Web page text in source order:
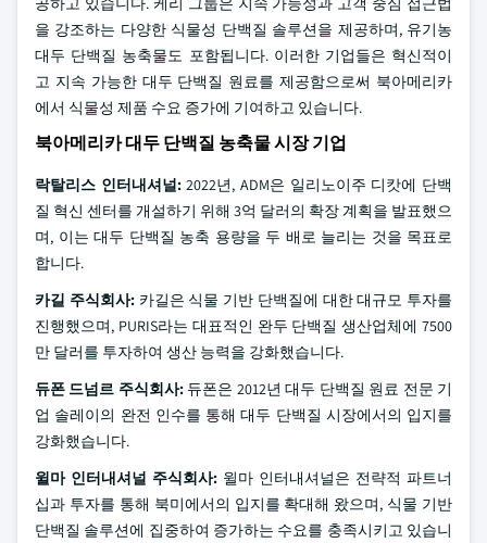
을 강조하는 다양한 식물성 단백질 솔루션을 제공하며, 유기농
대두 단백질 농축물도 포함됩니다. 이러한 기업들은 혁신적이
고 지속 가능한 대두 단백질 원료를 제공함으로써 북아메리카
에서 식물성 제품 수요 증가에 기여하고 있습니다.
북아메리카 대두 단백질 농축물 시장 기업
락탈리스 인터내셔널:2022년, ADM은 일리노이주 디캇에 단백
질 혁신 센터를 개설하기 위해 3억 달러의 확장 계획을 발표했으
며, 이는 대두 단백질 농축 용량을 두 배로 늘리는 것을 목표로
합니다.
카길 주식회사: 카길은 식물 기반 단백질에 대한 대규모 투자를
진행했으며, PURIS라는 대표적인 완두 단백질 생산업체에 7500
만 달러를 투자하여 생산 능력을 강화했습니다.
듀폰 드넘르 주식회사: 듀폰은 2012년 대두 단백질 원료 전문 기
업 솔레이의 완전 인수를 통해 대두 단백질 시장에서의 입지를
강화했습니다.
윌마 인터내셔널 주식회사: 윌마 인터내셔널은 전략적 파트너
십과 투자를 통해 북미에서의 입지를 확대해 왔으며, 식물 기반
단백질 솔루션에 집중하여 증가하는 수요를 충족시키고 있습니